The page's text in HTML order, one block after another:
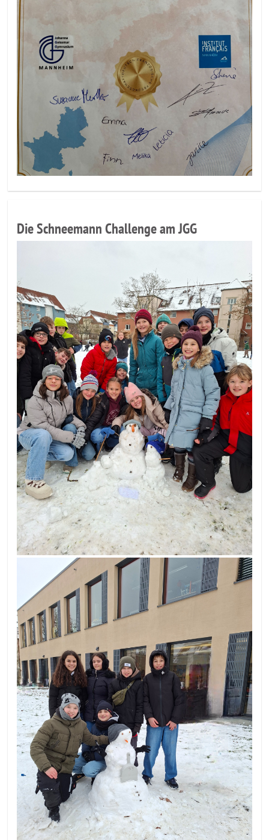
Die Schneemann Challenge am JGG